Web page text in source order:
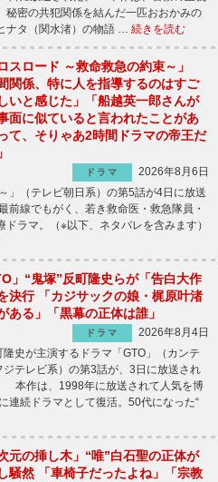
秘密の共犯関係を結んだ一匹おおかみの
ナタ（関水渚）の物語 … 続きを読む
スロード ～救命救急の約束～」
間関係、特に人を指導するのはすご
いと感じた」「船越英一郎さんが
事面に似ていると言われたことがあ
て、そりゃあ2時間ドラマの帝王だ
ドラマ
2026年8月6日
」（テレビ朝日系）の第5話が4日に放送
線でもがく、若き救命医・救急隊員・
ラマ。（※以下、ネタバレを含みます）
」“鬼塚”反町隆史らが「告白大作
決行 「カジサックの娘・梶原叶渚
ある」「黒幕の正体は誰」
ドラマ
2026年8月4日
史が主演するドラマ「GTO」（カンテ
ジテレビ系）の第3話が、3日に放送され
本作は、1998年に放送されて人気を博
連続ドラマとして復活。50代になった“
次元の挿し木」“唯”白石聖の正体が
騒然 「車椅子だったよね」「宗教